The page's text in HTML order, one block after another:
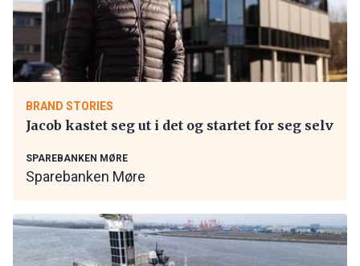
BRAND STORIES
Jacob kastet seg ut i det og startet for seg selv
SPAREBANKEN MØRE
Sparebanken Møre